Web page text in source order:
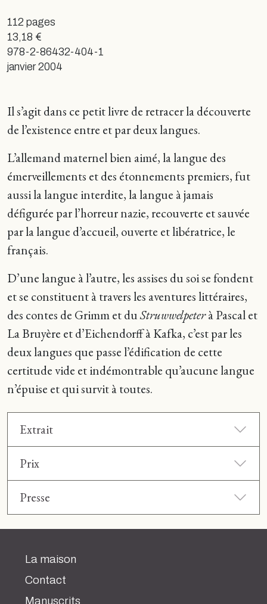
112 pages
13,18 €
978-2-86432-404-1
janvier 2004
Il s’agit dans ce petit livre de retracer la découverte
de l’existence entre et par deux langues.
L’allemand maternel bien aimé, la langue des
émerveillements et des étonnements premiers, fut
aussi la langue interdite, la langue à jamais
défigurée par l’horreur nazie, recouverte et sauvée
par la langue d’accueil, ouverte et libératrice, le
français.
D’une langue à l’autre, les assises du soi se fondent
et se constituent à travers les aventures littéraires,
des contes de Grimm et duStruwwelpeterà Pascal et
La Bruyère et d’Eichendorff à Kafka, c’est par les
deux langues que passe l’édification de cette
certitude vide et indémontrable qu’aucune langue
n’épuise et qui survit à toutes.
Extrait
Prix
Presse
La maison
Contact
Manuscrits